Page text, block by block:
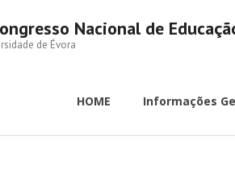
Nacional de
de Évora
HOME Informações